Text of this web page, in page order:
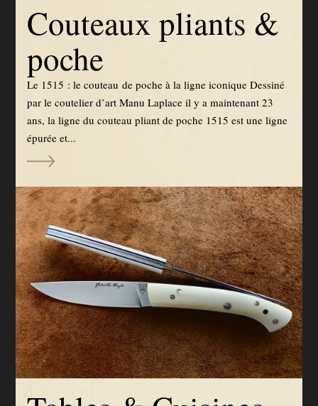
Couteaux pliants &
poche
Le 1515 : le couteau de poche à la ligne iconique Dessiné
par le coutelier d’art Manu Laplace il y a maintenant 23
ans, la ligne du couteau pliant de poche 1515 est une ligne
épurée et...